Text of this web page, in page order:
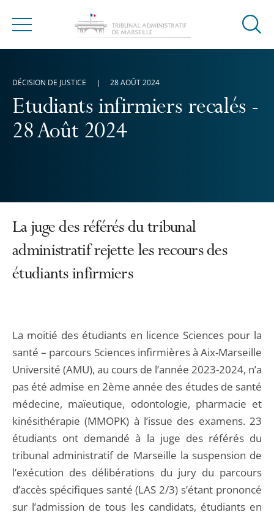
Menu
Ouvrir
Etudiants infirmiers recalés -
28 Août 2024
DÉCISION DE JUSTICE 28 AOÛT 2024
La juge des référés du tribunal
administratif rejette les recours des
étudiants infirmiers
La moitié des étudiants en licence Sciences pour la
santé – parcours Sciences infirmières à Aix-Marseille
Université (AMU), au cours de l’année 2023-2024, n’a
pas été admise en 2ème année des études de santé
médecine, maïeutique, odontologie, pharmacie et
kinésithérapie (MMOPK) à l’issue des examens. 23
étudiants ont demandé à la juge des référés du
tribunal administratif de Marseille la suspension de
l’exécution des délibérations du jury du parcours
d’accès spécifiques santé (LAS 2/3) s’étant prononcé
sur l’admission de tous les candidats, étudiants en